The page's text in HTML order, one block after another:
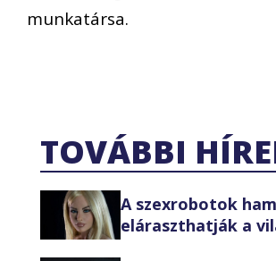
munkatársa.
TOVÁBBI
A szexrobotok
eláraszthatják a